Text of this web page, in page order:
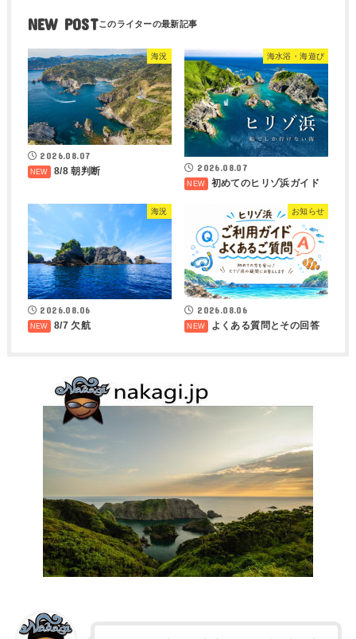
NEW POST
海況
2026.08.07
8/8 朝判断
海水浴・海遊び
2026.08.07
初めてのヒリゾ浜ガイド
海況
2026.08.06
8/7 欠航
お知らせ
2026.08.06
よくある質問とその回答